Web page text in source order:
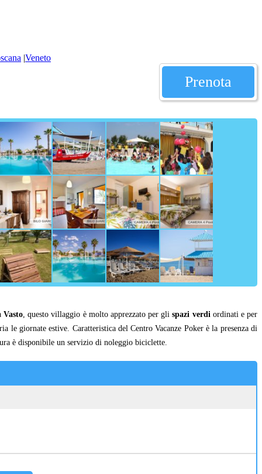
|Veneto
Prenota
Vasto , questo villaggio è molto apprezzato per glispazi verdi ordinati e per
giornate estive. Caratteristica del Centro Vacanze Poker è la presenza di
è disponibile un servizio di noleggio biciclette.